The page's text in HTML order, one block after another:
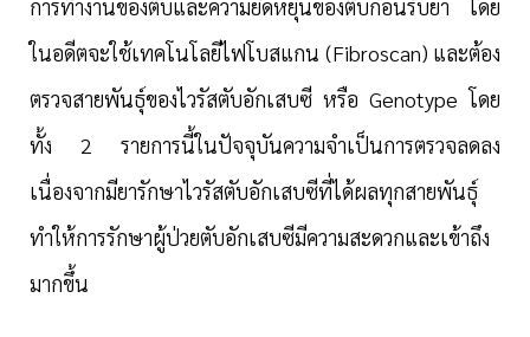
การทำงานของตับและความยืดหยุ่นของตับก่อนรับยา โดย
ในอดีตจะใช้เทคโนโลยีไฟโบสแกน (Fibroscan) และต้อง
ตรวจสายพันธุ์ของไวรัสตับอักเสบซี หรือ Genotypeโดย
ทั้ง 2 รายการนี้ในปัจจุบันความจำเป็นการตรวจลดลง
เนื่องจากมียารักษาไวรัสตับอักเสบซีที่ได้ผลทุกสายพันธุ์
ทำให้การรักษาผู้ป่วยตับอักเสบซีมีความสะดวกและเข้าถึง
มากขึ้น